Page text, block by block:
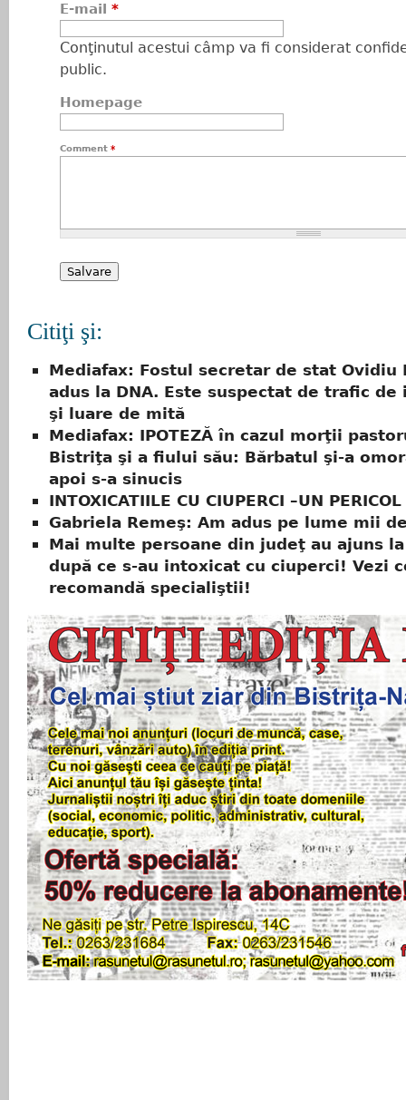
E-mail *
Conţinutul acestui câmp va fi considerat
public.
Homepage
Comment *
Citiţi şi:
Mediafax: Fostul secretar de stat Ovidiu
adus la DNA. Este suspectat de trafic de
şi luare de mită
Mediafax: IPOTEZĂ în cazul morţii
Bistriţa şi a fiului său: Bărbatul şi-a
apoi s-a sinucis
INTOXICATIILE CU CIUPERCI –UN PERICOL
Gabriela Remeş: Am adus pe lume mii
Mai multe persoane din judeţ au ajuns
după ce s-au intoxicat cu ciuperci! Vezi
recomandă specialiştii!